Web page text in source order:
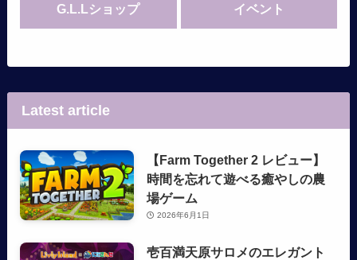
G.L.Lショップ イベント
Latest article
【Farm Together 2 レビュー】
時間を忘れて遊べる癒やしの農
場ゲーム
2026年6月1日
壱百満天原サロメのエレガント